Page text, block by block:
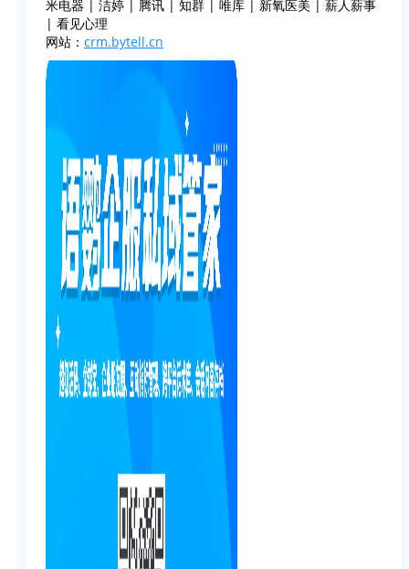
米电器 | 洁婷 | 腾讯 | 知群 | 唯库 | 新氧医美 | 薪人薪事
| 看见心理
网站： crm.bytell.cn